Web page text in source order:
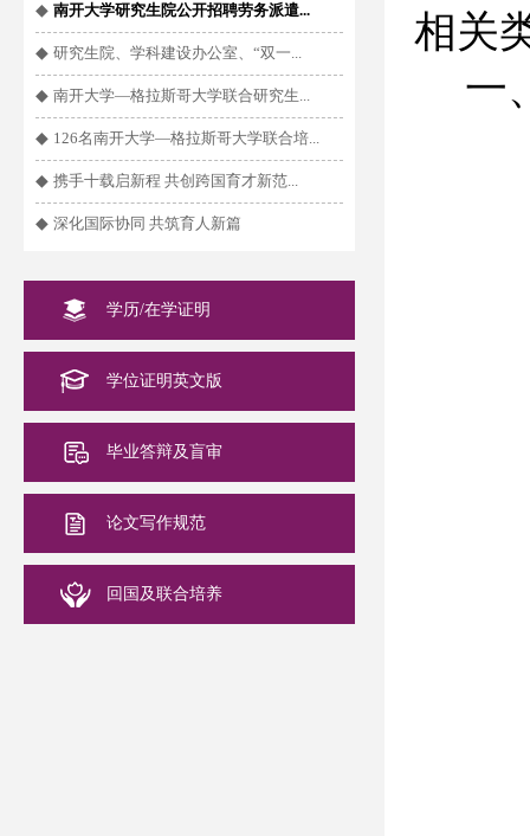
◆ 南开大学研究生院公开招聘劳务派遣...
◆ 研究生院、学科建设办公室、“双一...
◆ 南开大学—格拉斯哥大学联合研究生...
◆ 126名南开大学—格拉斯哥大学联合培...
◆ 携手十载启新程 共创跨国育才新范...
◆ 深化国际协同 共筑育人新篇
学历/在学证明
学位证明英文版
毕业答辩及盲审
论文写作规范
回国及联合培养
相关
一